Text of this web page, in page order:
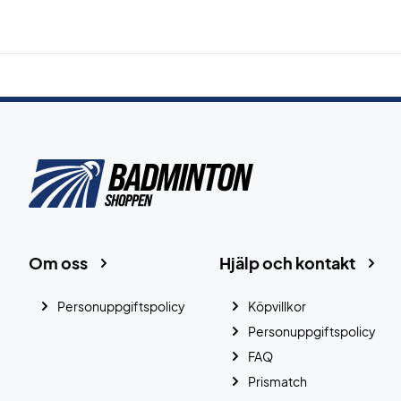
Hjälp och kontakt
Köpvillkor
Personuppgiftspolicy
FAQ
Prismatch
Om oss
Personuppgiftspolicy